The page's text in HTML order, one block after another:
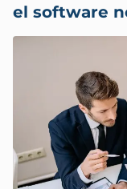
el software